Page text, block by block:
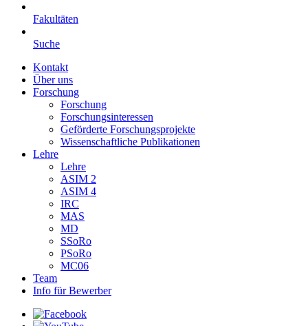
Fakultäten
Suche
Kontakt
Über uns
Forschung
Forschung
Forschungsinteressen
Geförderte Forschungsprojekte
Wissenschaftliche Publikationen
Lehre
Lehre
ASIM 2
ASIM 4
IRC
MAS
MD
SSoRo
PSoRo
MC06
Team
Info für Bewerber